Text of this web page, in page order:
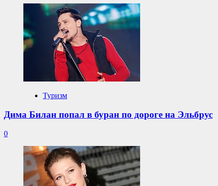
Туризм
Дима Билан попал в буран по дороге на Эльбрус
0